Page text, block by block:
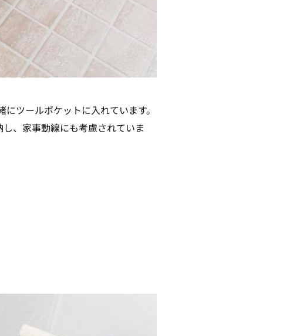
ツールポケットに入れています。
、家事動線にも考慮されていま